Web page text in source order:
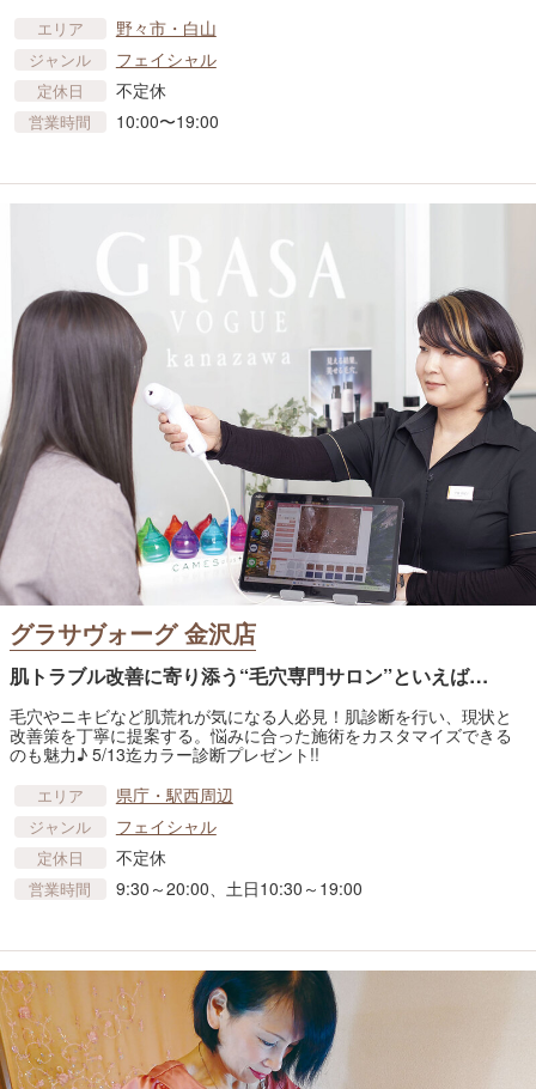
エリア 野々市・白山
ジャンル フェイシャル
定休日 不定休
営業時間 10:00〜19:00
グラサヴォーグ 金沢店
肌トラブル改善に寄り添う“毛穴専門サロン”といえば…
毛穴やニキビなど肌荒れが気になる人必見！肌診断を行い、現状と
改善策を丁寧に提案する。悩みに合った施術をカスタマイズできる
のも魅力♪ 5/13迄カラー診断プレゼント!!
エリア 県庁・駅西周辺
ジャンル フェイシャル
定休日 不定休
営業時間 9:30～20:00、土日10:30～19:00